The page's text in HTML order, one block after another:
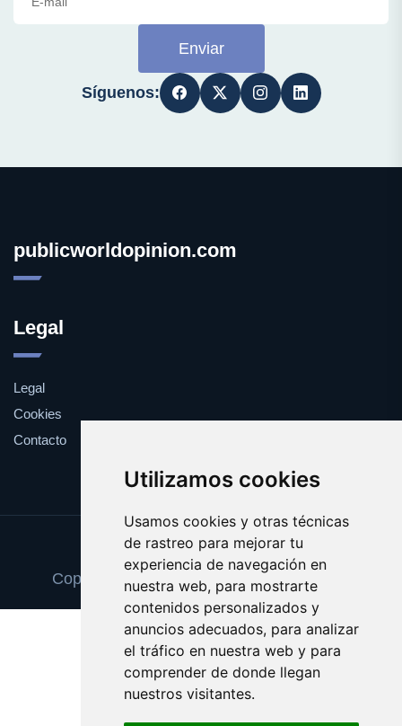
Utilizamos cookies
Usamos cookies y otras técnicas
de rastreo para mejorar tu
experiencia de navegación en
nuestra web, para mostrarte
contenidos personalizados y
anuncios adecuados, para analizar
el tráfico en nuestra web y para
comprender de donde llegan
nuestros visitantes.
Enviar
Síguenos:
publicworldopinion.com
Legal
Legal
Cookies
Contacto
Update cookies preferences
Copyright © 2025 publicworldopinion.com